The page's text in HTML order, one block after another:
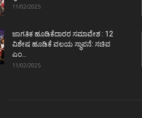
11/02/2025
ಜಾಗತಿಕ ಹೂಡಿಕೆದಾರರ ಸಮಾವೇಶ : 12
ವಿಶೇಷ ಹೂಡಿಕೆ ವಲಯ ಸ್ಥಾಪನೆ: ಸಚಿವ
ಎಂ...
11/02/2025